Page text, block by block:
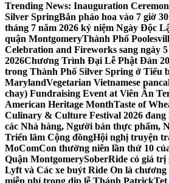
Trending News: Inauguration
Silver SpringBắn pháo hoa vào 7 giờ
tháng 7 năm 2026 kỷ niệm Ngày Độc
quận MontgomeryThành Phố
Celebration and Fireworks sang ngày
2026Chương Trình Đại Lễ Phật Đản
trong Thành Phố Silver Spring ở Tiểu
MarylandVegetarian Vietnamese
chay) Fundraising Event at Viên Ân
American Heritage MonthTaste of
Culinary & Culture Festival 2026
các Nhà hàng, Người bán thực phẩm,
Triển lãm Cộng đồngHội nghị truyện
MoComCon thường niên lần thứ 10
Quận MontgomerySoberRide có giá trị
Lyft và Các xe buýt Ride On là